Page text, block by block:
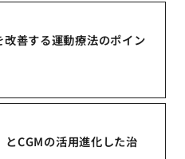
善する運動療法のポイン
CGMの活用進化した治